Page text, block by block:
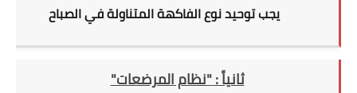
يجب توحيد نوع الفاكهة المتناولة في الصباح
ثانياً :"نظام المرضعات"